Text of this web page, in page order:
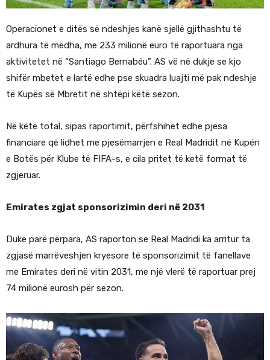
Operacionet e ditës së ndeshjes kanë sjellë gjithashtu të
ardhura të mëdha, me 233 milionë euro të raportuara nga
aktivitetet në “Santiago Bernabéu”. AS vë në dukje se kjo
shifër mbetet e lartë edhe pse skuadra luajti më pak ndeshje
të Kupës së Mbretit në shtëpi këtë sezon.
Në këtë total, sipas raportimit, përfshihet edhe pjesa
financiare që lidhet me pjesëmarrjen e Real Madridit në Kupën
e Botës për Klube të FIFA-s, e cila pritet të ketë format të
zgjeruar.
Emirates zgjat sponsorizimin deri në 2031
Duke parë përpara, AS raporton se Real Madridi ka arritur ta
zgjasë marrëveshjen kryesore të sponsorizimit të fanellave
me Emirates deri në vitin 2031, me një vlerë të raportuar prej
74 milionë eurosh për sezon.